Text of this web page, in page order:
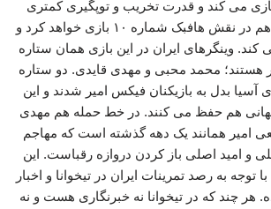
بازی می کند و قدرت تخریب و توپگیری کمتری
دارد. سامان قدوس هم در نقش هافبک شماره ۱۰ بازی خواهد کرد و
کند. وینگرهای ایران در این بازی همان ستاره
هستند؛ محمد محبی و مهدی قایدی. دو ستاره
آسیا بدل به بازیکنان فیکس امیر شدند و این
هم حفظ می کنند. در خط حمله هم مهدی
امیر همانند یک دهه گذشته است که مهاجم
و امید اصلی باز کردن دروازه رقباست. این
توجه به رصد تمرینات ایران در تیخوانا و اخبار
هر چند که در تیخوانا نه خبرنگاری هست و نه